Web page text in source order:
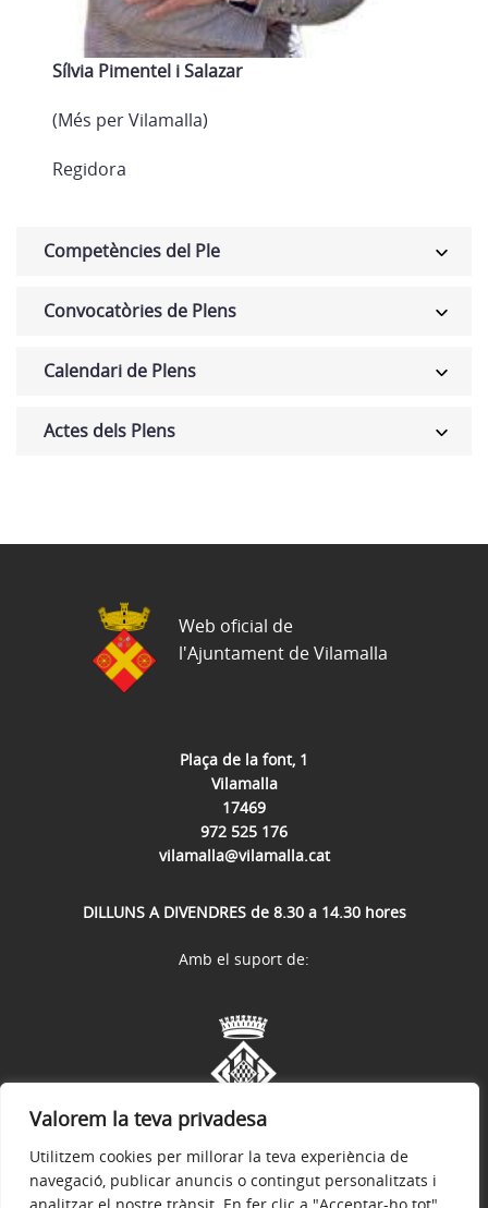
Valorem la teva privadesa
Utilitzem cookies per millorar la teva experiència de
navegació, publicar anuncis o contingut personalitzats i
Sílvia Pimentel i Salazar
(Més per Vilamalla)
Regidora
Competències del Ple
Convocatòries de Plens
Calendari de Plens
Actes dels Plens
Plaça de la font, 1
Vilamalla
17469
972 525 176
vilamalla@vilamalla.cat
DILLUNS A DIVENDRES de 8.30 a 14.30 hores
Web oficial de
l'Ajuntament de Vilamalla
Amb el suport de: